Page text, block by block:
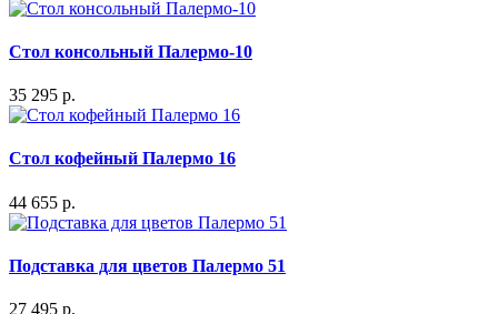
Стол консольный Палермо-10
35 295 р.
Стол кофейный Палермо 16
44 655 р.
Подставка для цветов Палермо 51
27 495 р.